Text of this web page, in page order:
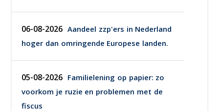
06-08-2026 Aandeel zzp'ers in Nederland
hoger dan omringende Europese landen.
05-08-2026 Familielening op papier: zo
voorkom je ruzie en problemen met de
fiscus